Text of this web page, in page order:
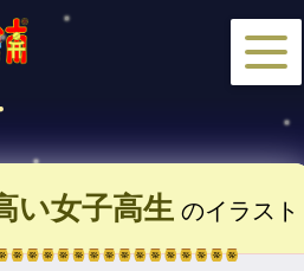
い女子高生のイラスト